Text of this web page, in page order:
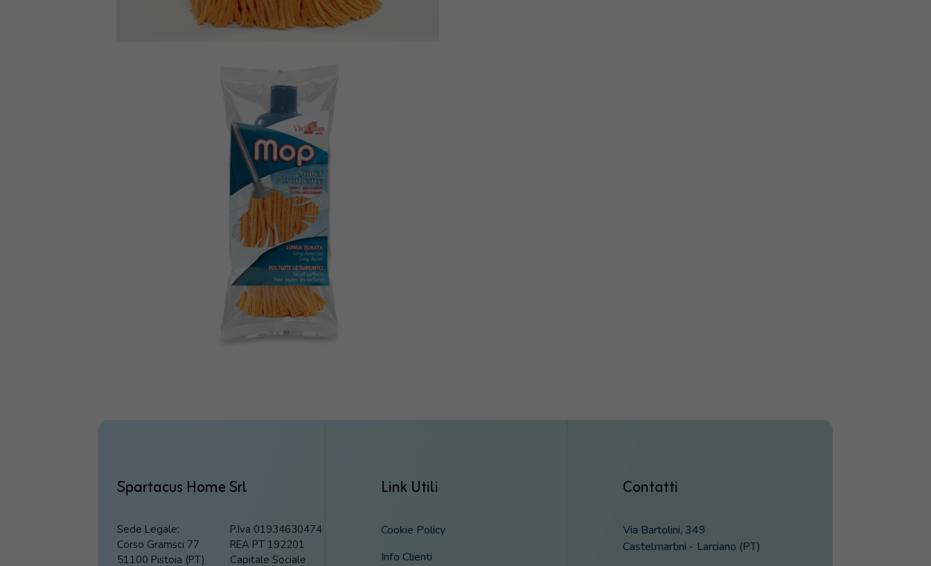
Spartacus Home Srl
Sede Legale:
Corso Gramsci 77
51100 Pistoia (PT)
P.Iva 01934630474
REA PT 192201
Capitale Sociale
Link Utili
Cookie Policy
Info Clienti
Contatti
Via Bartolini, 349
Castelmartini - Larciano (PT)